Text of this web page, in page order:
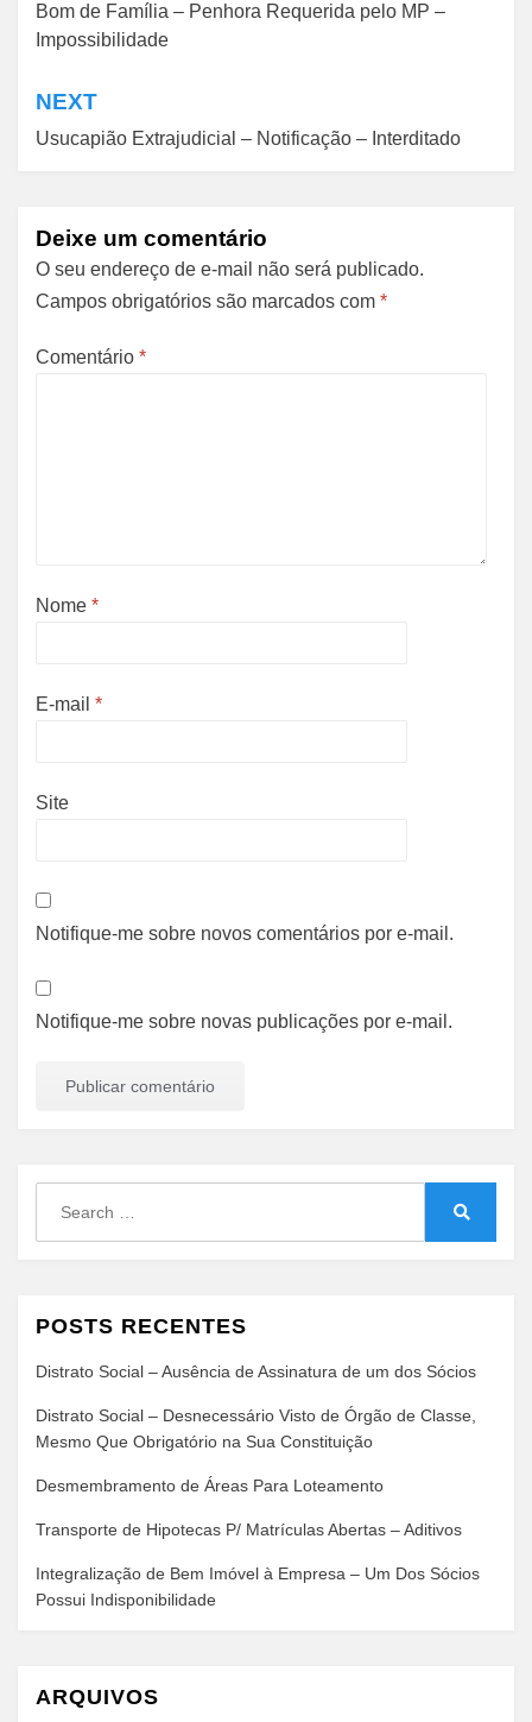
de
Post
Bom de Família – Penhora Requerida pelo MP –
Impossibilidade
NEXT
Usucapião Extrajudicial – Notificação – Interditado
Deixe um comentário
O seu endereço de e-mail não será publicado.
Campos obrigatórios são marcados com *
Comentário *
Nome *
E-mail *
Site
Notifique-me sobre novos comentários por e-mail.
Notifique-me sobre novas publicações por e-mail.
POSTS RECENTES
Distrato Social – Ausência de Assinatura de um dos Sócios
Distrato Social – Desnecessário Visto de Órgão de Classe,
Mesmo Que Obrigatório na Sua Constituição
Desmembramento de Áreas Para Loteamento
Transporte de Hipotecas P/ Matrículas Abertas – Aditivos
Integralização de Bem Imóvel à Empresa – Um Dos Sócios
Possui Indisponibilidade
ARQUIVOS